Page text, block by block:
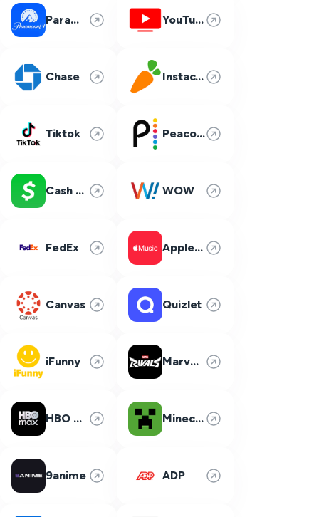
Paramount Plus YouTube TV
Chase Instacart
Tiktok Peacock
Cash App WOW
FedEx Apple Music
Canvas Quizlet
iFunny Marvel Rivals
HBO Max Minecraft
9anime ADP